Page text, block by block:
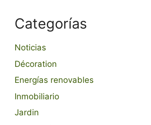
Categorías
Noticias
Décoration
Energías renovables
Inmobiliario
Jardin